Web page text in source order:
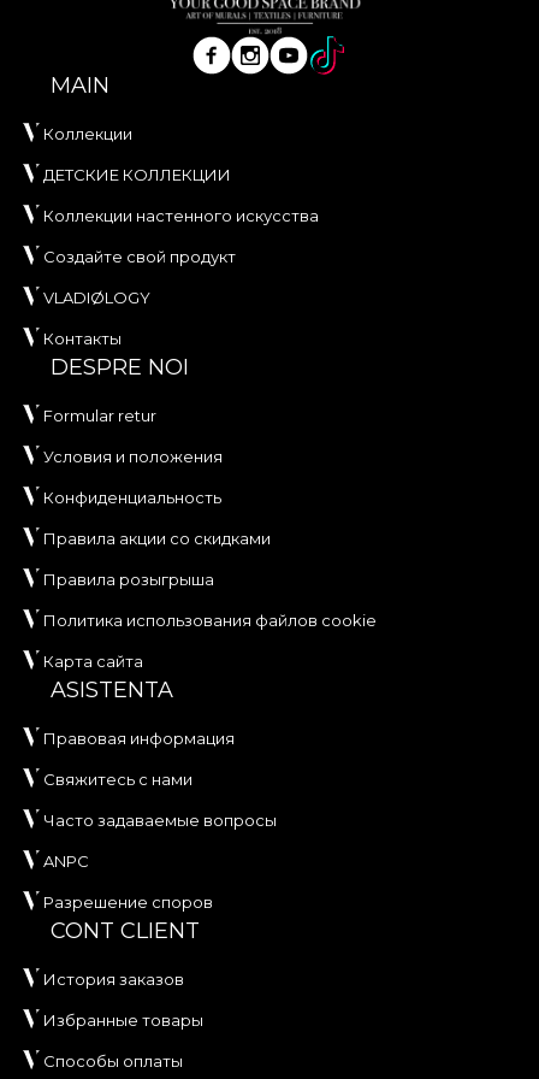
MAIN
Коллекции
ДЕТСКИЕ КОЛЛЕКЦИИ
Коллекции настенного искусства
Создайте свой продукт
VLADIØLOGY
Контакты
DESPRE NOI
Formular retur
Условия и положения
Конфиденциальность
Правила акции со скидками
Правила розыгрыша
Политика использования файлов cookie
Карта сайта
ASISTENTA
Правовая информация
Свяжитесь с нами
Часто задаваемые вопросы
ANPC
Разрешение споров
CONT CLIENT
История заказов
Избранные товары
Способы оплаты